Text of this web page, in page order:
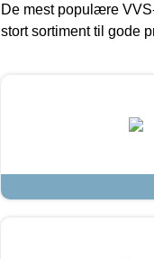
De mest populære
stort sortiment til gode